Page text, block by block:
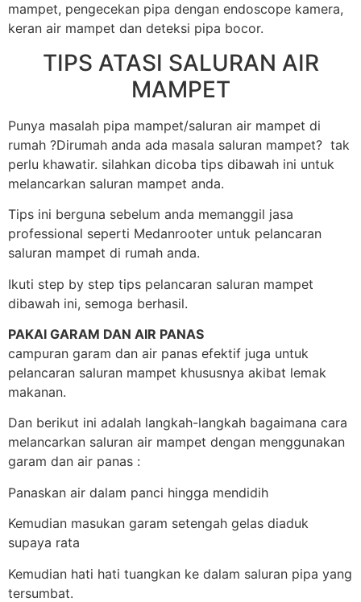
mampet, pengecekan pipa dengan endoscope kamera,
keran air mampet dan deteksi pipa bocor.
TIPS ATASI SALURAN AIR
MAMPET
Punya masalah pipa mampet/saluran air mampet di
rumah ?Dirumah anda ada masala saluran mampet? tak
perlu khawatir. silahkan dicoba tips dibawah ini untuk
melancarkan saluran mampet anda.
Tips ini berguna sebelum anda memanggil jasa
professional seperti Medanrooter untuk pelancaran
saluran mampet di rumah anda.
Ikuti step by step tips pelancaran saluran mampet
dibawah ini, semoga berhasil.
PAKAI GARAM DAN AIR PANAS
campuran garam dan air panas efektif juga untuk
pelancaran saluran mampet khususnya akibat lemak
makanan.
Dan berikut ini adalah langkah-langkah bagaimana cara
melancarkan saluran air mampet dengan menggunakan
garam dan air panas :
Panaskan air dalam panci hingga mendidih
Kemudian masukan garam setengah gelas diaduk
supaya rata
Kemudian hati hati tuangkan ke dalam saluran pipa yang
tersumbat.